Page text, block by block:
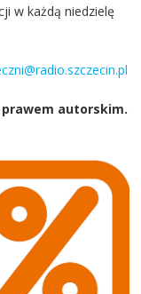
w każdą niedzielę
autorskim.